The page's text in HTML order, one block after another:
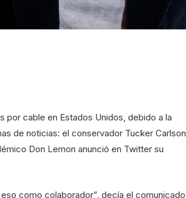
por cable en Estados Unidos, debido a la
de noticias: el conservador Tucker Carlson
Don Lemon anunció en Twitter su
como colaborador”, decía el comunicado